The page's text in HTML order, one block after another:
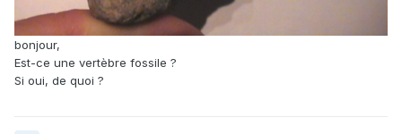
bonjour,
Est-ce une vertèbre fossile ?
Si oui, de quoi ?